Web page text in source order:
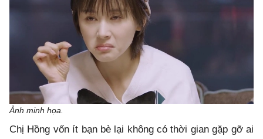
Ảnh minh họa.
Chị Hồng vốn ít bạn bè lại không có thời gian gặp gỡ ai